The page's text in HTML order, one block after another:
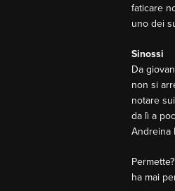
faticare
uno dei
Sinossi
Da
non si
notare
da lì a
Andreina
ha mai